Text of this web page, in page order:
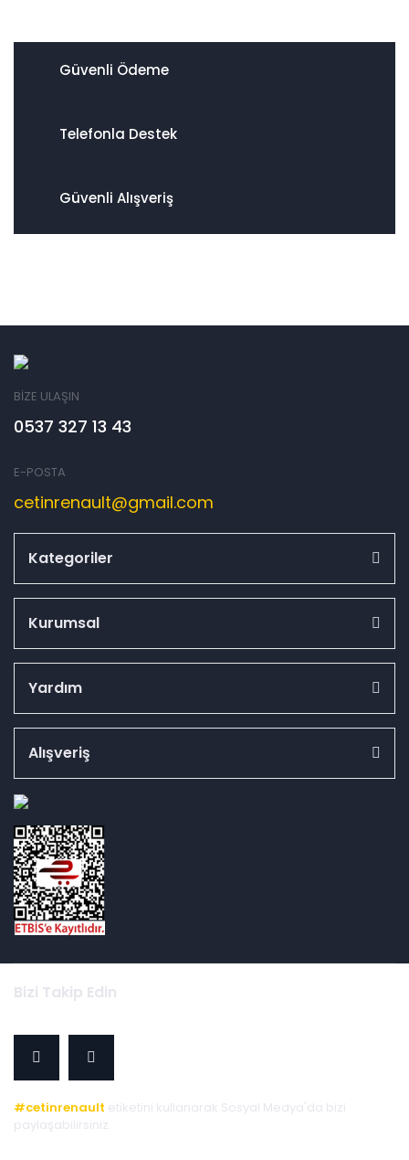
Güvenli Ödeme
Telefonla Destek
Güvenli Alışveriş
BİZE ULAŞIN
0537 327 13 43
E-POSTA
cetinrenault@gmail.com
Kategoriler
Kurumsal
Yardım
Alışveriş
Bizi Takip Edin
#cetinrenault etiketini kullanarak Sosyal Medya'da bizi
paylaşabilirsiniz.